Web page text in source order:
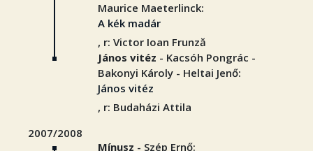
Maurice Maeterlinck:
A kék madár
, r: Victor Ioan Frunză
János vitéz - Kacsóh Pongrác -
Bakonyi Károly - Heltai Jenő:
János vitéz
, r: Budaházi Attila
2007/2008
Mínusz - Szép Ernő: